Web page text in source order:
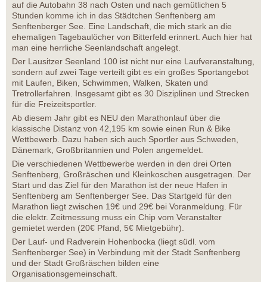
auf die Autobahn 38 nach Osten und nach gemütlichen 5
Stunden komme ich in das Städtchen Senftenberg am
Senftenberger See. Eine Landschaft, die mich stark an die
ehemaligen Tagebaulöcher von Bitterfeld erinnert. Auch hier hat
man eine herrliche Seenlandschaft angelegt.
Der Lausitzer Seenland 100 ist nicht nur eine Laufveranstaltung,
sondern auf zwei Tage verteilt gibt es ein großes Sportangebot
mit Laufen, Biken, Schwimmen, Walken, Skaten und
Tretrollerfahren. Insgesamt gibt es 30 Disziplinen und Strecken
für die Freizeitsportler.
Ab diesem Jahr gibt es NEU den Marathonlauf über die
klassische Distanz von 42,195 km sowie einen Run & Bike
Wettbewerb. Dazu haben sich auch Sportler aus Schweden,
Dänemark, Großbritannien und Polen angemeldet.
Die verschiedenen Wettbewerbe werden in den drei Orten
Senftenberg, Großräschen und Kleinkoschen ausgetragen. Der
Start und das Ziel für den Marathon ist der neue Hafen in
Senftenberg am Senftenberger See. Das Startgeld für den
Marathon liegt zwischen 19€ und 29€ bei Voranmeldung. Für
die elektr. Zeitmessung muss ein Chip vom Veranstalter
gemietet werden (20€ Pfand, 5€ Mietgebühr).
Der Lauf- und Radverein Hohenbocka (liegt südl. vom
Senftenberger See) in Verbindung mit der Stadt Senftenberg
und der Stadt Großräschen bilden eine
Organisationsgemeinschaft.